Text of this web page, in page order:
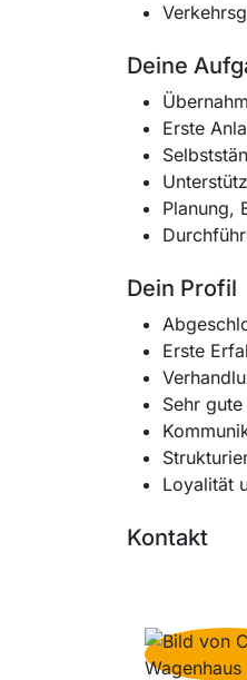
Deine
Erste
Planung,
Dein Profil
Erste
Sehr
Loyalität
Kontakt